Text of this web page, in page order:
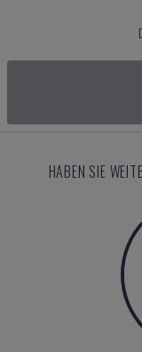
HABEN SIE